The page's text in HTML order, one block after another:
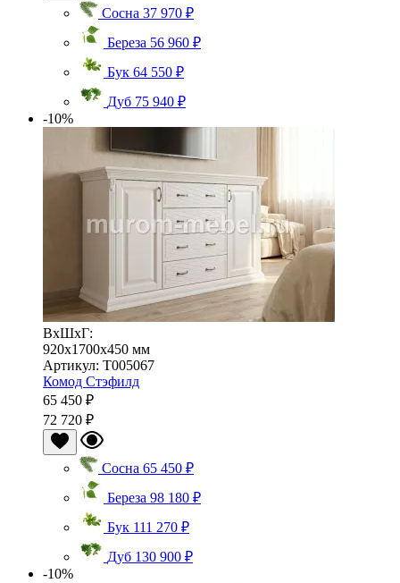
Сосна 37 970 ₽
Береза 56 960 ₽
Бук 64 550 ₽
Дуб 75 940 ₽
-10%
ВхШхГ:
920x1700x450 мм
Артикул: Т005067
Комод Стэфилд
65 450 ₽
72 720 ₽
Сосна 65 450 ₽
Береза 98 180 ₽
Бук 111 270 ₽
Дуб 130 900 ₽
-10%